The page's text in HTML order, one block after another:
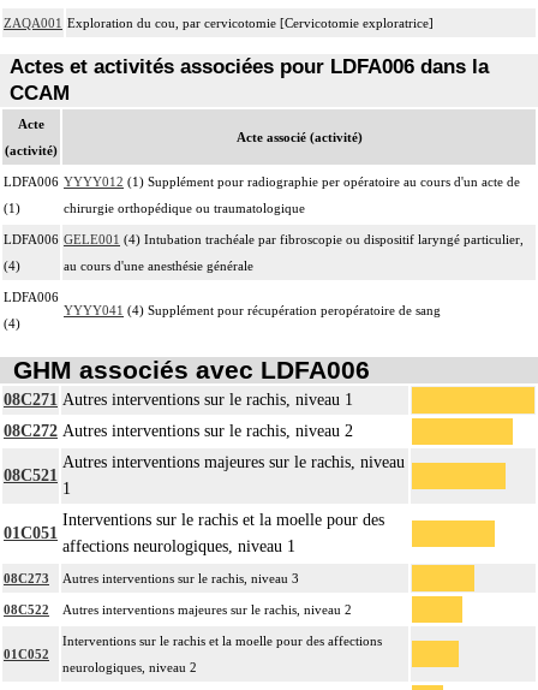
ZAQA001 Exploration du cou, par cervicotomie [Cervicotomie exploratrice]
Actes et activités associées pour LDFA006 dans la
CCAM
Acte
(activité)
Acte associé (activité)
LDFA006
(1)
YYYY012 (1) Supplément pour radiographie per opératoire au cours d'un acte de
chirurgie orthopédique ou traumatologique
LDFA006
(4)
GELE001 (4) Intubation trachéale par fibroscopie ou dispositif laryngé particulier,
au cours d'une anesthésie générale
LDFA006
(4)
YYYY041 (4) Supplément pour récupération peropératoire de sang
GHM associés avec LDFA006
08C271 Autres interventions sur le rachis, niveau 1
08C272 Autres interventions sur le rachis, niveau 2
08C521
Autres interventions majeures sur le rachis, niveau
1
01C051
Interventions sur le rachis et la moelle pour des
affections neurologiques, niveau 1
08C273 Autres interventions sur le rachis, niveau 3
08C522 Autres interventions majeures sur le rachis, niveau 2
01C052
Interventions sur le rachis et la moelle pour des affections
neurologiques, niveau 2